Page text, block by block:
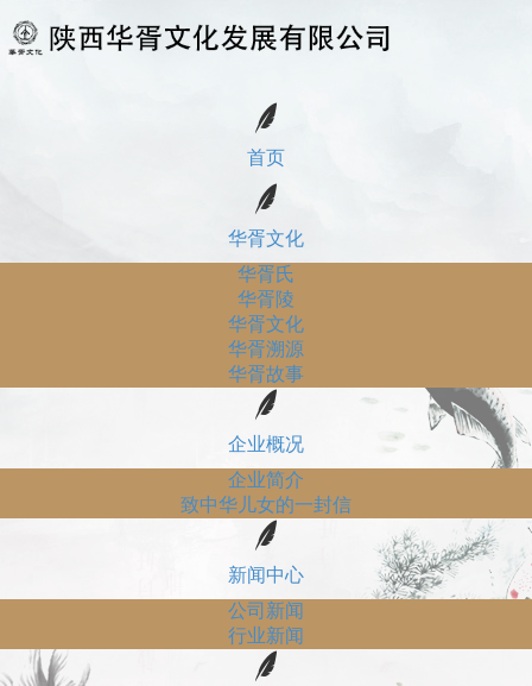
首页
华胥文化
华胥氏
华胥陵
华胥文化
华胥溯源
华胥故事
企业概况
企业简介
致中华儿女的一封信
新闻中心
公司新闻
行业新闻